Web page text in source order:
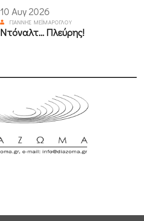
10 Αυγ 2026
ΓΙΆΝΝΗΣ ΜΕΪΜΆΡΟΓΛΟΥ
Ντόναλτ… Πλεύρης!